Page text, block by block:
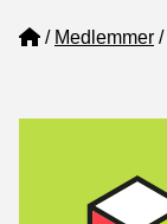
Home
Medlemmer